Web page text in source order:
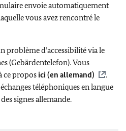
envoie automatiquement
vous avez rencontré le
problème d’accessibilité via le
(Gebärdentelefon). Vous
ce propos ici (en allemand)
.
téléphoniques en langue
signes allemande.